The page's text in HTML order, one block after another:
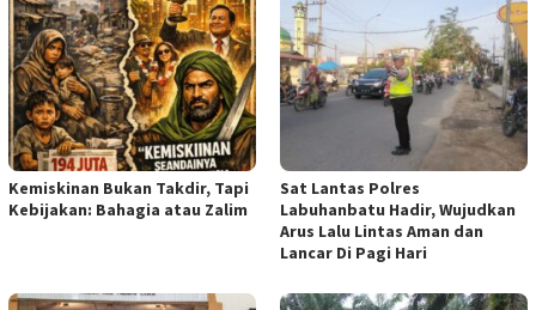
Kemiskinan Bukan Takdir, Tapi
Kebijakan: Bahagia atau Zalim
Sat Lantas Polres
Labuhanbatu Hadir, Wujudkan
Arus Lalu Lintas Aman dan
Lancar Di Pagi Hari